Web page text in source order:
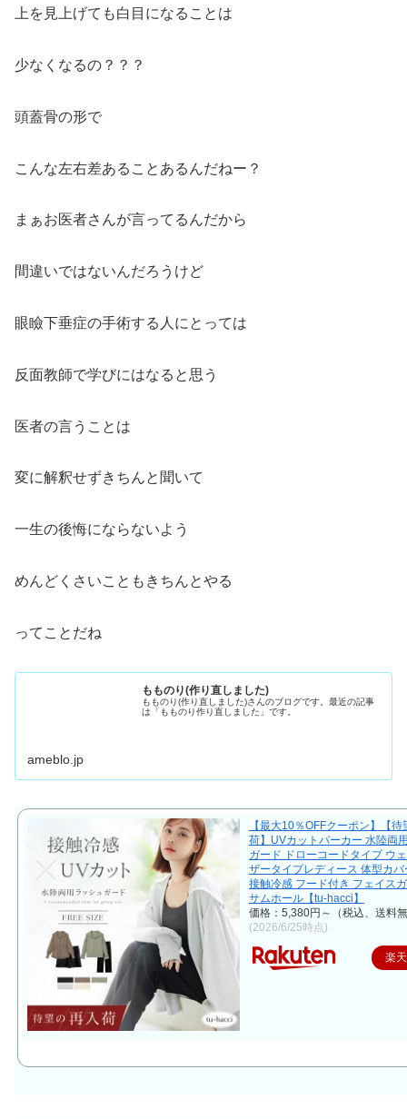
上を見上げても白目になることは
少なくなるの？？？
頭蓋骨の形で
こんな左右差あることあるんだねー？
まぁお医者さんが言ってるんだから
間違いではないんだろうけど
眼瞼下垂症の手術する人にとっては
反面教師で学びにはなると思う
医者の言うことは
変に解釈せずきちんと聞いて
一生の後悔にならないよう
めんどくさいこともきちんとやる
ってことだね
もものり(作り直しました)
もものり(作り直しました)さんのブログです。最近の記事
は「もものり作り直しました」です。
ameblo.jp
【最大10％OFFクーポン】【待
荷】UVカットパーカー 水陸両
ガード ドローコードタイプ ウ
ザータイプレディース 体型カ
接触冷感 フード付き フェイス
サムホール【tu-hacci】
価格：5,380円～（税込、送料
(2026/6/25時点)
楽